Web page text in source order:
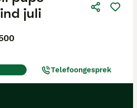
juli
Telefoongesprek